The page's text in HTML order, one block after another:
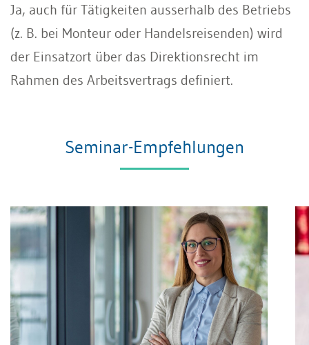
Ja, auch für Tätigkeiten ausserhalb des Betriebs
(z. B. bei Monteur oder Handelsreisenden) wird
der Einsatzort über das Direktionsrecht im
Rahmen des Arbeitsvertrags definiert.
Seminar-Empfehlungen